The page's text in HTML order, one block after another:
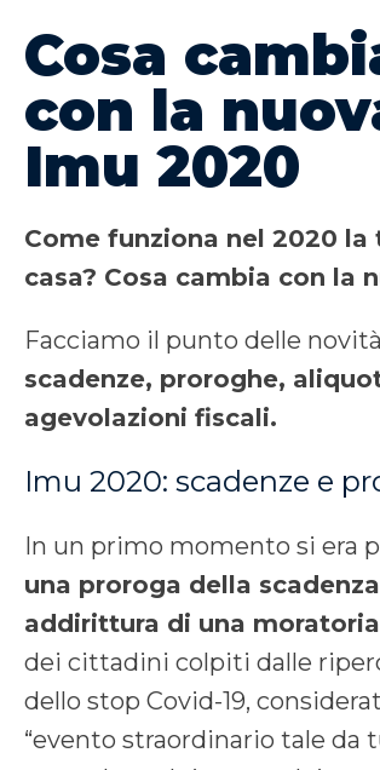
Cosa
con la
Imu 2020
Come funziona nel 2020 la
casa? Cosa cambia con la
Facciamo il punto delle
scadenze, proroghe,
agevolazioni fiscali.
Imu 2020: scadenze e
In un primo momento si era
una proroga della
addirittura di una moratoria
dei cittadini colpiti dalle
dello stop Covid-19,
“evento straordinario tale da